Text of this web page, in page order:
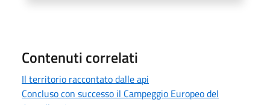
Contenuti correlati
Il territorio raccontato dalle api
Concluso con successo il Campeggio Europeo del